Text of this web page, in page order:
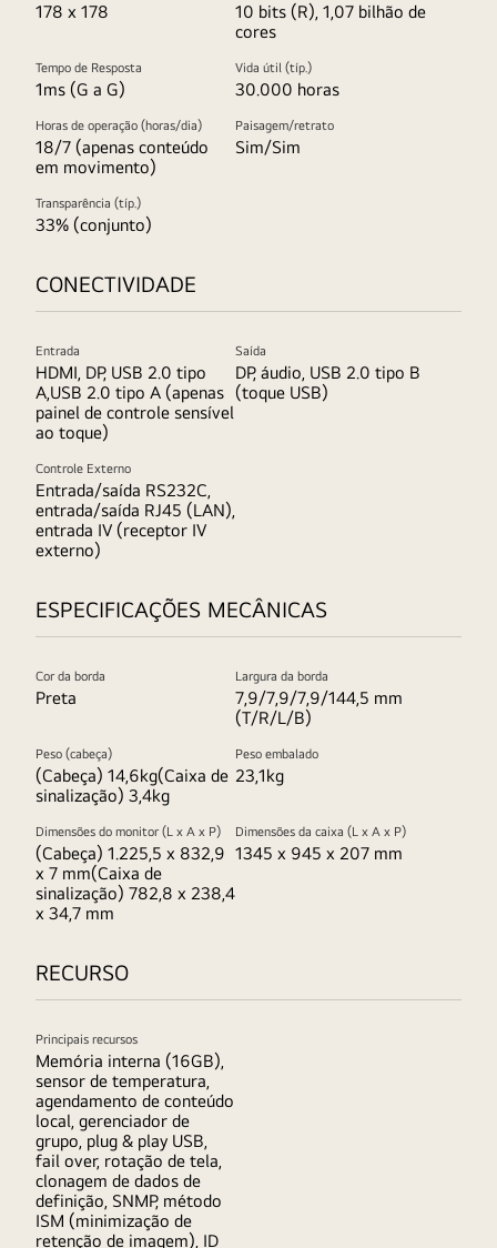
178 x 178
10 bits (R), 1,07 bilhão de
cores
Tempo de Resposta
1ms (G a G)
Vida útil (típ.)
30.000 horas
Horas de operação (horas/dia)
18/7 (apenas conteúdo
em movimento)
Paisagem/retrato
Sim/Sim
Transparência (típ.)
33% (conjunto)
CONECTIVIDADE
Entrada
HDMI, DP, USB 2.0 tipo
A,USB 2.0 tipo A (apenas
painel de controle sensível
ao toque)
Saída
DP, áudio, USB 2.0 tipo B
(toque USB)
Controle Externo
Entrada/saída RS232C,
entrada/saída RJ45 (LAN),
entrada IV (receptor IV
externo)
ESPECIFICAÇÕES MECÂNICAS
Cor da borda
Preta
Largura da borda
7,9/7,9/7,9/144,5 mm
(T/R/L/B)
Peso (cabeça)
(Cabeça) 14,6kg(Caixa de
sinalização) 3,4kg
Peso embalado
23,1kg
Dimensões do monitor (L x A x P)
(Cabeça) 1.225,5 x 832,9
x 7 mm(Caixa de
sinalização) 782,8 x 238,4
x 34,7 mm
Dimensões da caixa (L x A x P)
1345 x 945 x 207 mm
RECURSO
Principais recursos
Memória interna (16GB),
sensor de temperatura,
agendamento de conteúdo
local, gerenciador de
grupo, plug & play USB,
fail over, rotação de tela,
clonagem de dados de
definição, SNMP, método
ISM (minimização de
retenção de imagem), ID